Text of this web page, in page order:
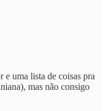
e uma lista de coisas pra
mas não consigo